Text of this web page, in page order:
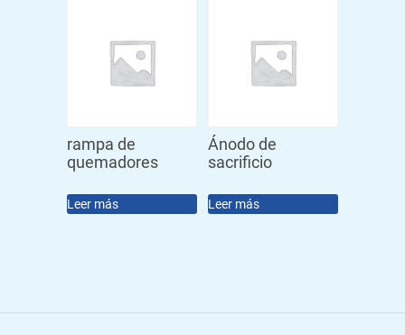
rampa de
quemadores
Leer más
Ánodo de
sacrificio
Leer más